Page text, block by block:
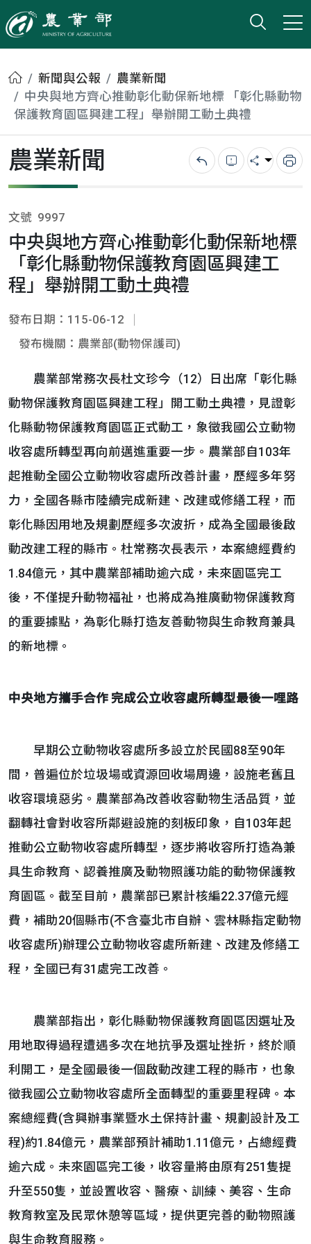
農業部
打開
小版
首頁新聞與公報
農業新聞
中央與地方齊心推動彰化動保新地標 「彰化縣動物
保護教育園區興建工程」舉辦開工動土典禮
農業新聞 回上一頁錯誤回報
分享 列
文號 9997
中央與地方齊心推動彰化動保新地標
「彰化縣動物保護教育園區興建工
程」舉辦開工動土典禮
發布日期：115-06-12
發布機關：農業部(動物保護司)
農業部常務次長杜文珍今（12）日出席「彰化縣
動物保護教育園區興建工程」開工動土典禮，見證彰
化縣動物保護教育園區正式動工，象徵我國公立動物
收容處所轉型再向前邁進重要一步。農業部自103年
起推動全國公立動物收容處所改善計畫，歷經多年努
力，全國各縣市陸續完成新建、改建或修繕工程，而
彰化縣因用地及規劃歷經多次波折，成為全國最後啟
動改建工程的縣市。杜常務次長表示，本案總經費約
1.84億元，其中農業部補助逾六成，未來園區完工
後，不僅提升動物福祉，也將成為推廣動物保護教育
的重要據點，為彰化縣打造友善動物與生命教育兼具
的新地標。
中央地方攜手合作 完成公立收容處所轉型最後一哩路
早期公立動物收容處所多設立於民國88至90年
間，普遍位於垃圾場或資源回收場周邊，設施老舊且
收容環境惡劣。農業部為改善收容動物生活品質，並
翻轉社會對收容所鄰避設施的刻板印象，自103年起
推動公立動物收容處所轉型，逐步將收容所打造為兼
具生命教育、認養推廣及動物照護功能的動物保護教
育園區。截至目前，農業部已累計核編22.37億元經
費，補助20個縣市(不含臺北市自辦、雲林縣指定動物
收容處所)辦理公立動物收容處所新建、改建及修繕工
程，全國已有31處完工改善。
農業部指出，彰化縣動物保護教育園區因選址及
用地取得過程遭遇多次在地抗爭及選址挫折，終於順
利開工，是全國最後一個啟動改建工程的縣市，也象
徵我國公立動物收容處所全面轉型的重要里程碑。本
案總經費(含興辦事業暨水土保持計畫、規劃設計及工
程)約1.84億元，農業部預計補助1.11億元，占總經費
逾六成。未來園區完工後，收容量將由原有251隻提
升至550隻，並設置收容、醫療、訓練、美容、生命
教育教室及民眾休憩等區域，提供更完善的動物照護
與生命教育服務。